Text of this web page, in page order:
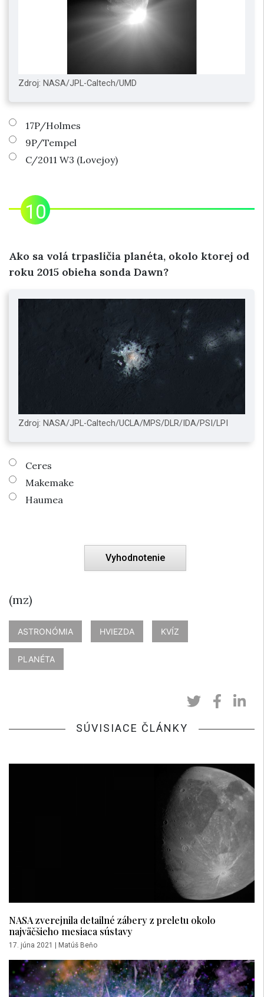
Zdroj: NASA/JPL-Caltech/UMD
17P/Holmes
9P/Tempel
C/2011 W3 (Lovejoy)
Ako sa volá trpasličia planéta, okolo ktorej od
roku 2015 obieha sonda Dawn?
Zdroj: NASA/JPL-Caltech/UCLA/MPS/DLR/IDA/PSI/LPI
Ceres
Makemake
Haumea
(mz)
ASTRONÓMIA HVIEZDA KVÍZ
PLANÉTA
SÚVISIACE ČLÁNKY
NASA zverejnila detailné zábery z preletu okolo
najväčšieho mesiaca sústavy
17. júna 2021 Matúš Beňo